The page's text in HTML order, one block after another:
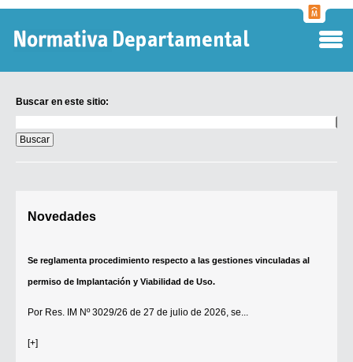
Buscar en este sitio:
en
este
sitio:
Novedades
Se reglamenta procedimiento respecto a las gestiones vinculadas al
permiso de Implantación y Viabilidad de Uso.
Por Res. IM Nº 3029/26 de 27 de julio de 2026, se...
[+]